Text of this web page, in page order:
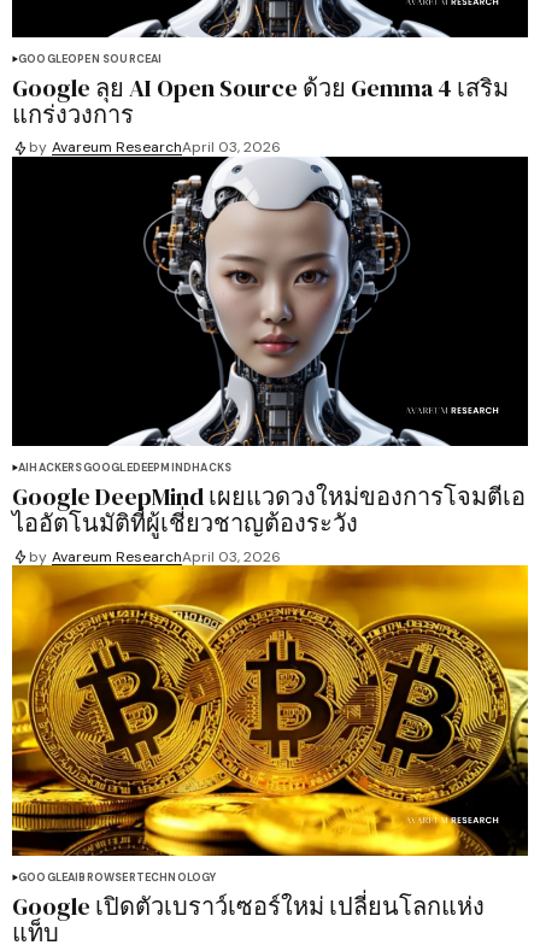
GOOGLEOPEN SOURCEAI
Google ลุย AI Open Source ด้วย Gemma 4 เสริม
แกร่งวงการ
by Avareum ResearchApril 03, 2026
AIHACKERSGOOGLEDEEPMINDHACKS
Google DeepMind เผยแวดวงใหม่ของการโจมตีเอ
ไออัตโนมัติที่ผู้เชี่ยวชาญต้องระวัง
by Avareum ResearchApril 03, 2026
GOOGLEAIBROWSERTECHNOLOGY
Google เปิดตัวเบราว์เซอร์ใหม่ เปลี่ยนโลกแห่ง
แท็บ